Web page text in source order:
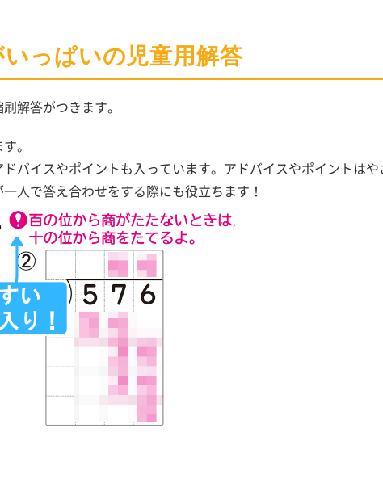
っぱいの児童用解答
解答がつきます。
。
バイスやポイントも入っています。アドバイスやポイントはや
人で答え合わせをする際にも役立ちます！